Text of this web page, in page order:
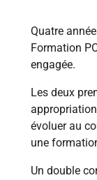
Quatre
Formation
engagée.
Les deux
évoluer au
une
Un double